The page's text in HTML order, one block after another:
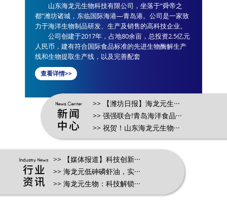
山东海龙元生物科技有限公司，坐落于“舜帝之
都”潍坊诸城，东临国际海港—青岛港。公司是一家致
力于海洋生物制品研发、生产及销售的高科技企业。
公司创建于2017年，占地80余亩，总投资2.5亿元
人民币，建有符合国际食品标准的先进生物酶解生产
线和生物提取生产线，以及完善配套
查看详情>>
>> 【潍坊日报】海龙元生···
>> 强强联合!青岛海洋食品···
>> 祝贺！山东海龙元生物···
>> 【媒体报道】科技创新···
>> 海龙元低砷磷虾油，实···
>> 海龙元生物：科技解锁···